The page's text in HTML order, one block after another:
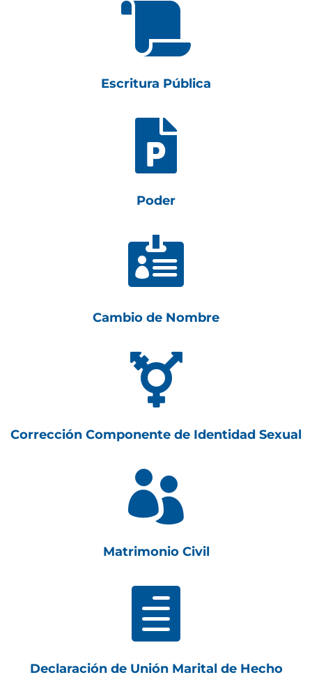

Escritura Pública

Poder

Cambio de Nombre

Corrección Componente de Identidad Sexual

Matrimonio Civil

Declaración de Unión Marital de Hecho